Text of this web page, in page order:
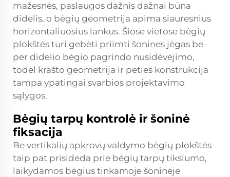
mažesnės, paslaugos dažnis dažnai būna
didelis, o bėgių geometrija apima siauresnius
horizontaliuosius lankus. Šiose vietose bėgių
plokštės turi gebėti priimti šonines jėgas be
per didelio bėgio pagrindo nusidėvėjimo,
todėl krašto geometrija ir peties konstrukcija
tampa ypatingai svarbios projektavimo
sąlygos.
Bėgių tarpų kontrolė ir šoninė
fiksacija
Be vertikalių apkrovų valdymo bėgių plokštės
taip pat prisideda prie bėgių tarpų tikslumo,
laikydamos bėgius tinkamoje šoninėje